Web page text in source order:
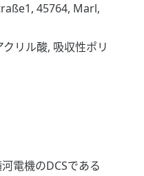
45764, Marl,
リル酸, 吸収性ポリ
電機のDCSである